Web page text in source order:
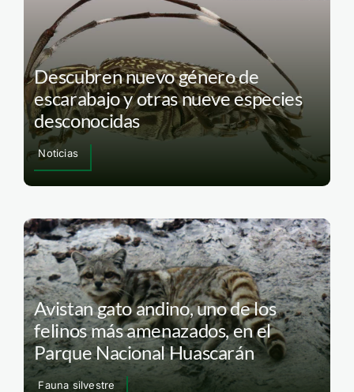
Descubren nuevo género de
escarabajo y otras nueve especies
desconocidas
Noticias
Avistan gato andino, uno de los
felinos más amenazados, en el
Parque Nacional Huascarán
Fauna silvestre